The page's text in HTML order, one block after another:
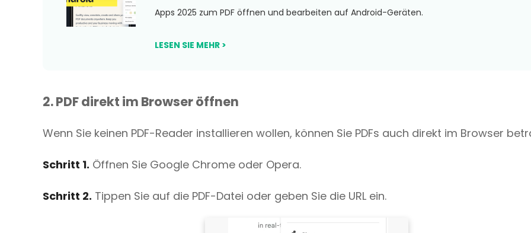
Apps 2025 zum PDF öffnen und bearbeiten auf Android-Geräten.
LESEN SIE MEHR >
2. PDF direkt im Browser öffnen
Wenn Sie keinen PDF-Reader installieren wollen, können Sie PDFs auch direkt im Browser
Schritt 1. Öffnen Sie Google Chrome oder Opera.
Schritt 2. Tippen Sie auf die PDF-Datei oder geben Sie die URL ein.